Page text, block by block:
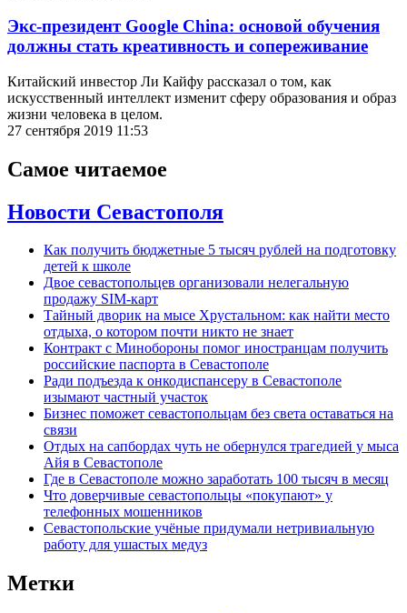
Экс-президент Google China: основой обучения
должны стать креативность и сопереживание
Китайский инвестор Ли Кайфу рассказал о том, как
искусственный интеллект изменит сферу образования и образ
жизни человека в целом.
27 сентября 2019 11:53
Самое читаемое
Новости Севастополя
Как получить бюджетные 5 тысяч рублей на подготовку
детей к школе
Двое севастопольцев организовали нелегальную
продажу SIM-карт
Тайный дворик на мысе Хрустальном: как найти место
отдыха, о котором почти никто не знает
Контракт с Минобороны помог иностранцам получить
российские паспорта в Севастополе
Ради подъезда к онкодиспансеру в Севастополе
изымают частный участок
Бизнес поможет севастопольцам без света оставаться на
связи
Отдых на сапбордах чуть не обернулся трагедией у мыса
Айя в Севастополе
Где в Севастополе можно заработать 100 тысяч в месяц
Что доверчивые севастопольцы «покупают» у
телефонных мошенников
Севастопольские учёные придумали нетривиальную
работу для ушастых медуз
Метки